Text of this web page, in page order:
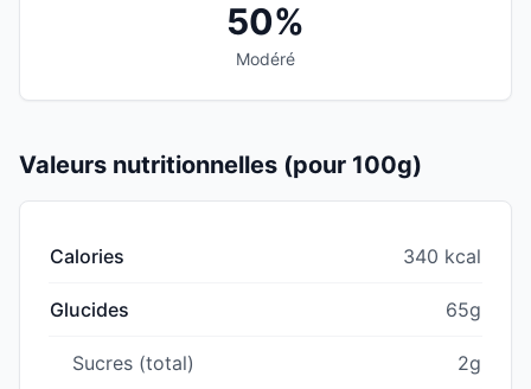
50%
Modéré
Valeurs nutritionnelles (pour 100g)
Calories 340 kcal
Glucides 65g
Sucres (total) 2g